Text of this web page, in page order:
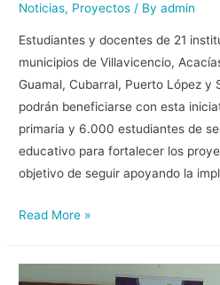
Noticias, Proyectos / Byadmin
Estudiantes y docentes de 21
municipios de Villavicencio,
Guamal, Cubarral, Puerto López y
podrán beneficiarse con esta
primaria y 6.000 estudiantes de
educativo para fortalecer los
objetivo de seguir apoyando la
Read More »